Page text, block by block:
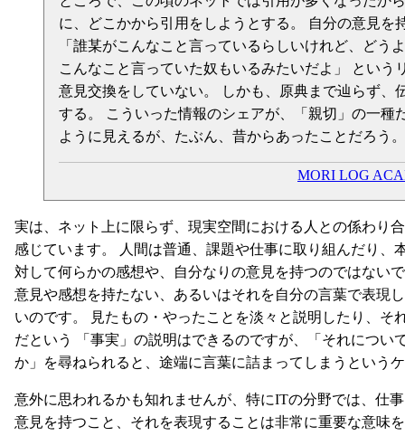
に、どこかから引用をしようとする。 自分の意見を
「誰某がこんなこと言っているらしいけれど、どう
こんなこと言っていた奴もいるみたいだよ」 という
意見交換をしていない。 しかも、原典まで辿らず、
する。 こういった情報のシェアが、「親切」の一種
ように見えるが、たぶん、昔からあったことだろう。
MORI LOG
実は、ネット上に限らず、現実空間における人との係わり
感じています。 人間は普通、課題や仕事に取り組んだり、
対して何らかの感想や、自分なりの意見を持つのではない
意見や感想を持たない、あるいはそれを自分の言葉で表現
いのです。 見たもの・やったことを淡々と説明したり、そ
だという 「事実」の説明はできるのですが、「それについ
か」を尋ねられると、途端に言葉に詰まってしまうという
意外に思われるかも知れませんが、特にITの分野では、仕
意見を持つこと、それを表現することは非常に重要な意味